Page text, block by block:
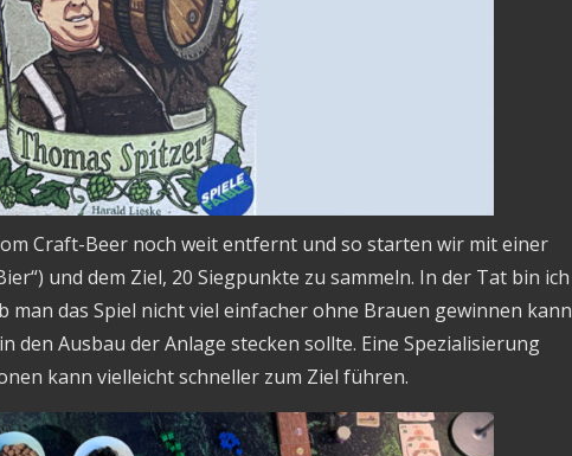
Craft-Beer noch weit entfernt und so starten wir mit einer
und dem Ziel, 20 Siegpunkte zu sammeln. In der Tat bin ich
man das Spiel nicht viel einfacher ohne Brauen gewinnen kann
den Ausbau der Anlage stecken sollte. Eine Spezialisierung
kann vielleicht schneller zum Ziel führen.